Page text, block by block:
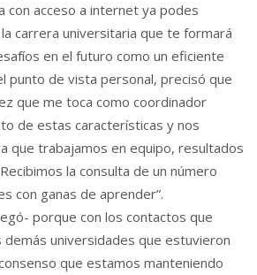
con acceso a internet ya podes
carrera universitaria que te formará
en el futuro como un eficiente
punto de vista personal, precisó que
que me toca como coordinador
de estas características y nos
que trabajamos en equipo, resultados
la consulta de un número
con ganas de aprender”.
porque con los contactos que
demás universidades que estuvieron
que estamos manteniendo